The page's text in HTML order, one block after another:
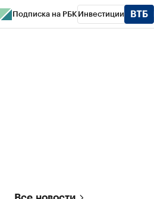
Подписка на РБК Инвестиции